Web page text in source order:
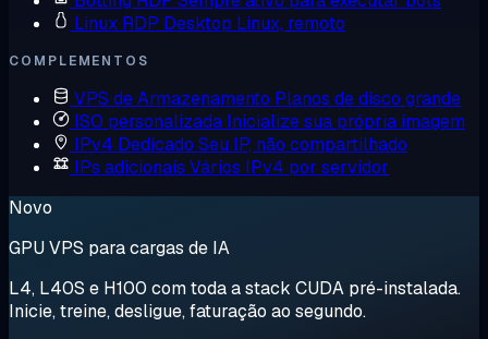
Linux RDP Desktop Linux, remoto
COMPLEMENTOS
VPS de Armazenamento Planos de disco grande
ISO personalizada Inicialize sua própria imagem
IPv4 Dedicado Seu IP, não compartilhado
IPs adicionais Vários IPv4 por servidor
Novo
GPU VPS para cargas de IA
L4, L40S e H100 com toda a stack CUDA pré-instalada.
Inicie, treine, desligue, faturação ao segundo.